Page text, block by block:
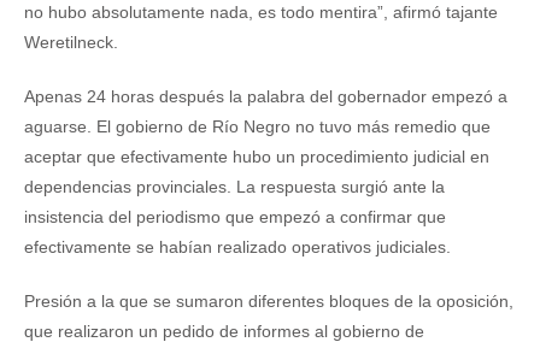
no hubo absolutamente nada, es todo mentira”, afirmó tajante
Weretilneck.
Apenas 24 horas después la palabra del gobernador empezó a
aguarse. El gobierno de Río Negro no tuvo más remedio que
aceptar que efectivamente hubo un procedimiento judicial en
dependencias provinciales. La respuesta surgió ante la
insistencia del periodismo que empezó a confirmar que
efectivamente se habían realizado operativos judiciales.
Presión a la que se sumaron diferentes bloques de la oposición,
que realizaron un pedido de informes al gobierno de